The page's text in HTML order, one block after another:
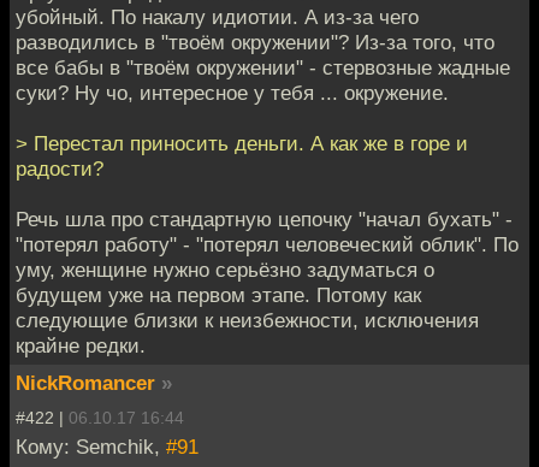
убойный. По накалу идиотии. А из-за чего
разводились в "твоём окружении"? Из-за того, что
все бабы в "твоём окружении" - стервозные жадные
суки? Ну чо, интересное у тебя ... окружение.
> Перестал приносить деньги. А как же в горе и
радости?
Речь шла про стандартную цепочку "начал бухать" -
"потерял работу" - "потерял человеческий облик". По
уму, женщине нужно серьёзно задуматься о
будущем уже на первом этапе. Потому как
следующие близки к неизбежности, исключения
крайне редки.
NickRomancer »
#422 | 06.10.17 16:44
Кому: Semchik, #91